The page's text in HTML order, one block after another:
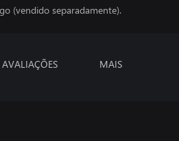
(vendido separadamente).
AVALIAÇÕES MAIS